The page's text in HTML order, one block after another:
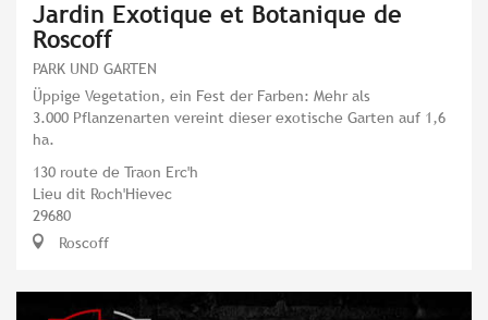
Jardin Exotique et Botanique de
Roscoff
PARK UND GARTEN
Üppige Vegetation, ein Fest der Farben: Mehr als
3.000 Pflanzenarten vereint dieser exotische Garten auf 1,6
ha.
130 route de Traon Erc'h
Lieu dit Roch'Hievec
29680
Roscoff